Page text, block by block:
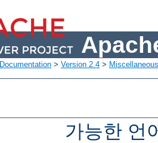
Documentation > Version 2.4 >
가능한 언